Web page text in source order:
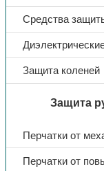
Средства
Защита коленей
Защита
Перчатки от
Перчатки от